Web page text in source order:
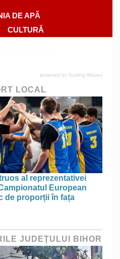
DE APĂ
CULTURĂ
powered by Surfing Waves
LOCAL
al reprezentativei
European
de proporții în fața
JUDEŢULUI BIHOR